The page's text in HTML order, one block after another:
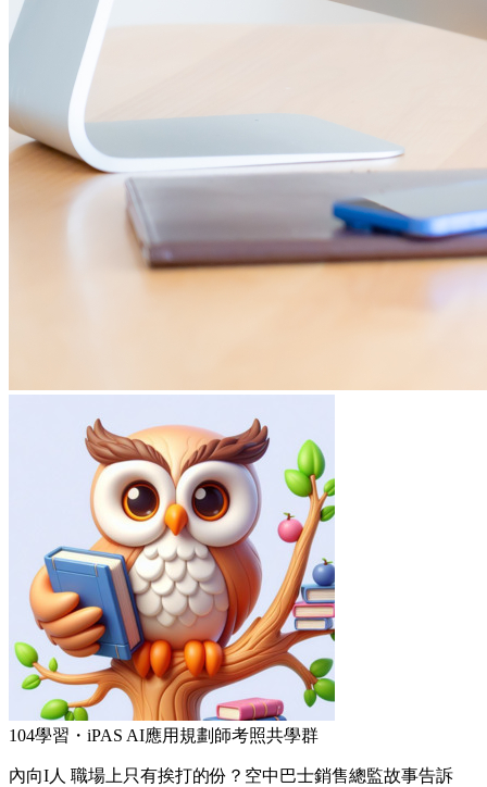
104學習・iPAS AI應用規劃師考照共學群
內向I人 職場上只有挨打的份？空中巴士銷售總監故事告訴